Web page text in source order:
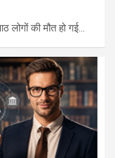
की मौत हो गई…